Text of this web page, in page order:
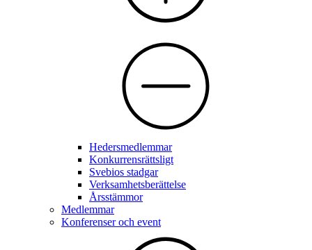
Hedersmedlemmar
Konkurrensrättsligt
Svebios stadgar
Verksamhetsberättelse
Årsstämmor
Medlemmar
Konferenser och event